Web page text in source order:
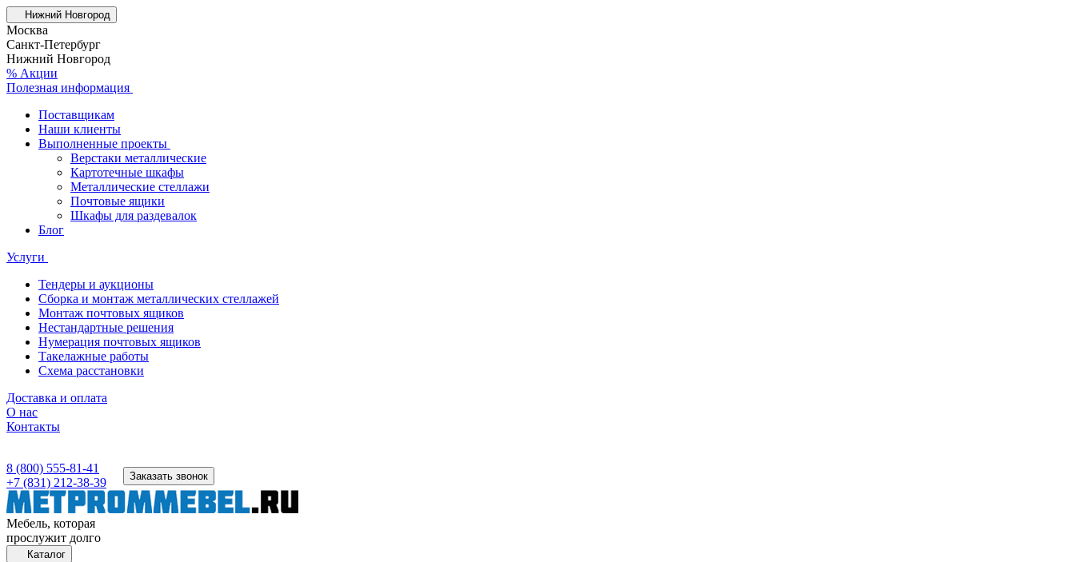
Нижний Новгород
Москва
Санкт-Петербург
Нижний Новгород
% Акции
Полезная информация
Поставщикам
Наши клиенты
Выполненные проекты
Верстаки металлические
Картотечные шкафы
Металлические стеллажи
Почтовые ящики
Шкафы для раздевалок
Блог
Услуги
Тендеры и аукционы
Сборка и монтаж металлических стеллажей
Монтаж почтовых ящиков
Нестандартные решения
Нумерация почтовых ящиков
Такелажные работы
Схема расстановки
Доставка и оплата
О нас
Контакты
8 (800) 555-81-41
+7 (831) 212-38-39
Заказать звонок
Мебель, которая
прослужит долго
Каталог